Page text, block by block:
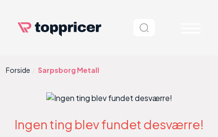
Forside Sarpsborg Metall
Ingen ting blev fundet desværre!